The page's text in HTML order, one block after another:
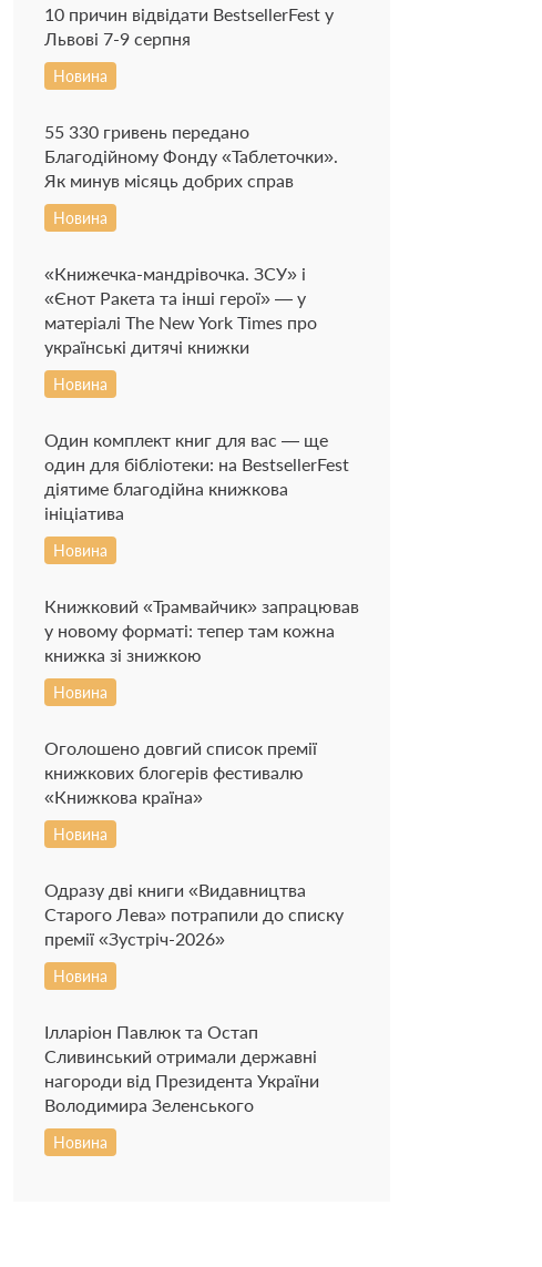
10 причин відвідати BestsellerFest у
Львові 7-9 серпня
Новина
55 330 гривень передано
Благодійному Фонду «Таблеточки».
Як минув місяць добрих справ
Новина
«Книжечка-мандрівочка. ЗСУ» і
«Єнот Ракета та інші герої» — у
матеріалі The New York Times про
українські дитячі книжки
Новина
Один комплект книг для вас — ще
один для бібліотеки: на BestsellerFest
діятиме благодійна книжкова
ініціатива
Новина
Книжковий «Трамвайчик» запрацював
у новому форматі: тепер там кожна
книжка зі знижкою
Новина
Оголошено довгий список премії
книжкових блогерів фестивалю
«Книжкова країна»
Новина
Одразу дві книги «Видавництва
Старого Лева» потрапили до списку
премії «Зустріч-2026»
Новина
Ілларіон Павлюк та Остап
Сливинський отримали державні
нагороди від Президента України
Володимира Зеленського
Новина